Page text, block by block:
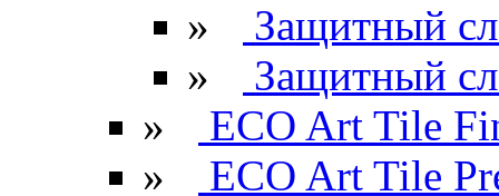
»
Защитный
»
Защитный
»
ECO Art Tile
»
ECO Art Tile